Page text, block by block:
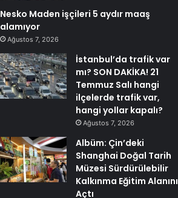
Nesko Maden işçileri 5 aydır maaş
alamıyor
Ağustos 7, 2026
İstanbul’da trafik var
mı? SON DAKİKA! 21
Temmuz Salı hangi
ilçelerde trafik var,
hangi yollar kapalı?
Ağustos 7, 2026
Albüm: Çin’deki
Shanghai Doğal Tarih
Müzesi Sürdürülebilir
Kalkınma Eğitim Alanını
Açtı